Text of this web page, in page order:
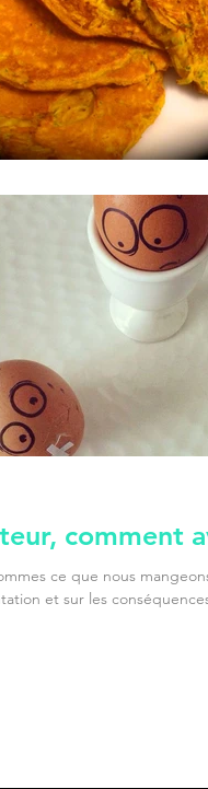
comment
ce que nous
et sur les